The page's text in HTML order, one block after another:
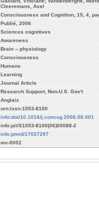
Cleeremans, Axel
Consciousness and Cognition, 15, 4,
Publié, 2006
Sciences cognitives
Awareness
Brain -- physiology
Consciousness
Humans
Learning
Journal Article
Research Support, Non-U.S. Gov't
Anglais
urn:issn:1053-8100
info:doi/10.1016/j.concog.2006.08.001
info:pii/S1053-8100(06)00088-2
info:pmid/17027297
mv-0002